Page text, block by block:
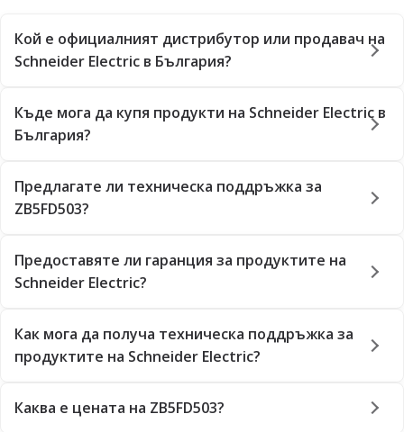
Кой е официалният дистрибутор или продавач на
Schneider Electric в България?
Къде мога да купя продукти на Schneider Electric в
България?
Предлагате ли техническа поддръжка за
ZB5FD503?
Предоставяте ли гаранция за продуктите на
Schneider Electric?
Как мога да получа техническа поддръжка за
продуктите на Schneider Electric?
Каква е цената на ZB5FD503?